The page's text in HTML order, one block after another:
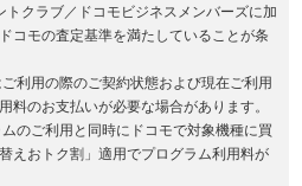
トクラブ／ドコモビジネスメンバーズに加
コモの査定基準を満たしていることが条
利用の際のご契約状態および現在ご利用
料のお支払いが必要な場合があります。
のご利用と同時にドコモで対象機種に買
えおトク割」適用でプログラム利用料が